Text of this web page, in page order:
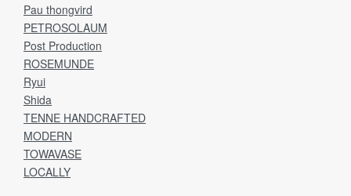
Pau thongvird
PETROSOLAUM
Post Production
ROSEMUNDE
Ryui
Shida
TENNE HANDCRAFTED
MODERN
TOWAVASE
LOCALLY